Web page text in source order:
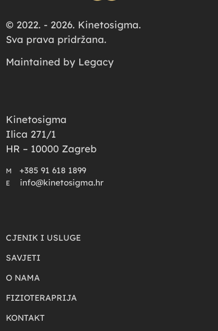
© 2022. - 2026. Kinetosigma.
Sva prava pridržana.
Maintained by Legacy
Kinetosigma
Ilica 271/1
HR – 10000 Zagreb
M +385 91 618 1899
E info@kinetosigma.hr
CJENIK I USLUGE
SAVJETI
O NAMA
FIZIOTERAPRIJA
KONTAKT